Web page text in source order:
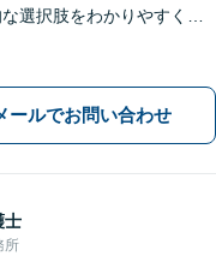
選択肢をわかりやすくご
話・オンライン面談可】
ールでお問い合わせ
士
所